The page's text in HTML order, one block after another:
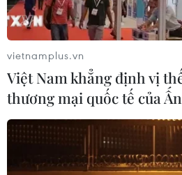
Tìm lời giải cho xu hướng gia
ung thư phổi ở người trẻ
17/07/2026 01:00
vietnamplus.vn
Việt Nam khẳng định vị
thương mại quốc tế của